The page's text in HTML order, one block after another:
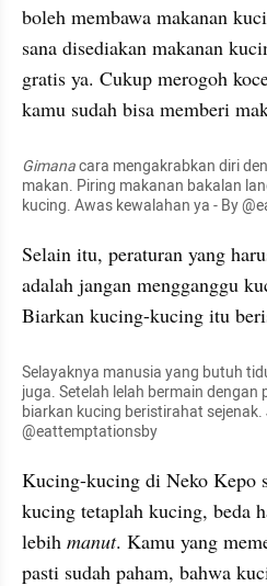
boleh membawa makanan
sana disediakan makanan
gratis ya. Cukup merogoh
kamu sudah bisa memberi
Gimana cara mengakrabkan diri
makan. Piring makanan bakalan
kucing. Awas kewalahan ya - By
Selain itu, peraturan yang
adalah jangan mengganggu
Biarkan kucing-kucing itu
Selayaknya manusia yang butuh
juga. Setelah lelah bermain
biarkan kucing beristirahat
@eattemptationsby
Kucing-kucing di Neko Kepo
kucing tetaplah kucing, beda
lebih manut. Kamu yang
pasti sudah paham, bahwa